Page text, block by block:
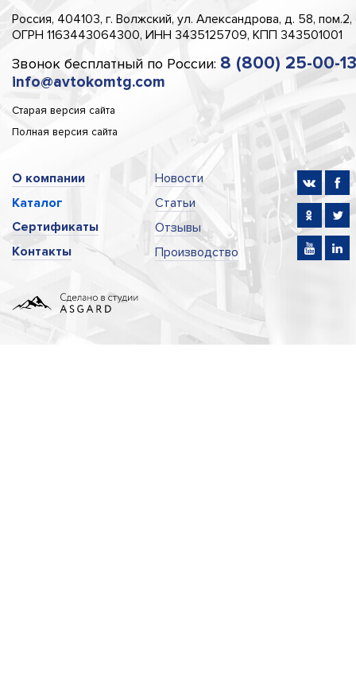
Россия, 404103, г. Волжский, ул. Александрова, д. 58,
ОГРН 1163443064300, ИНН 3435125709, КПП 343501001
Звонок бесплатный по России: 8 (800) 25-00-
info@avtokomtg.com
Старая версия сайта
Полная версия сайта
О компании
Каталог
Сертификаты
Контакты
Новости
Статьи
Отзывы
Производство